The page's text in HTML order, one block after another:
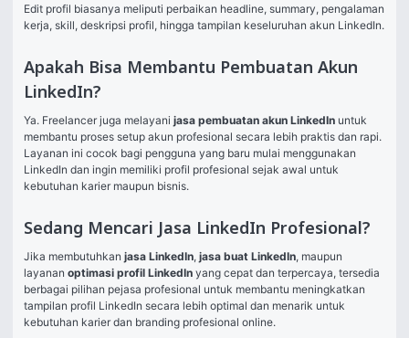
Edit profil biasanya meliputi perbaikan headline, summary, pengalaman
kerja, skill, deskripsi profil, hingga tampilan keseluruhan akun LinkedIn.
Apakah Bisa Membantu Pembuatan Akun
LinkedIn?
Ya. Freelancer juga melayani jasa pembuatan akun LinkedIn untuk
membantu proses setup akun profesional secara lebih praktis dan rapi.
Layanan ini cocok bagi pengguna yang baru mulai menggunakan
LinkedIn dan ingin memiliki profil profesional sejak awal untuk
kebutuhan karier maupun bisnis.
Sedang Mencari Jasa LinkedIn Profesional?
Jika membutuhkan jasa LinkedIn, jasa buat LinkedIn, maupun
layanan optimasi profil LinkedIn yang cepat dan terpercaya, tersedia
berbagai pilihan pejasa profesional untuk membantu meningkatkan
tampilan profil LinkedIn secara lebih optimal dan menarik untuk
kebutuhan karier dan branding profesional online.